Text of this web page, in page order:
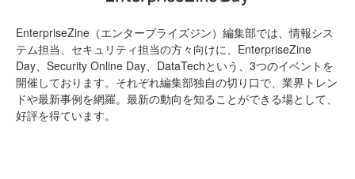
EnterpriseZine（エンタープライズジン）編集部では、情報シス
テム担当、セキュリティ担当の方々向けに、EnterpriseZine
Day、Security Online Day、DataTechという、3つのイベントを
開催しております。それぞれ編集部独自の切り口で、業界トレン
ドや最新事例を網羅。最新の動向を知ることができる場として、
好評を得ています。